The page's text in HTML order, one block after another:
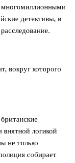
многомиллионными
детективы, в
вокруг которого
внятной логикой
не только
собирает